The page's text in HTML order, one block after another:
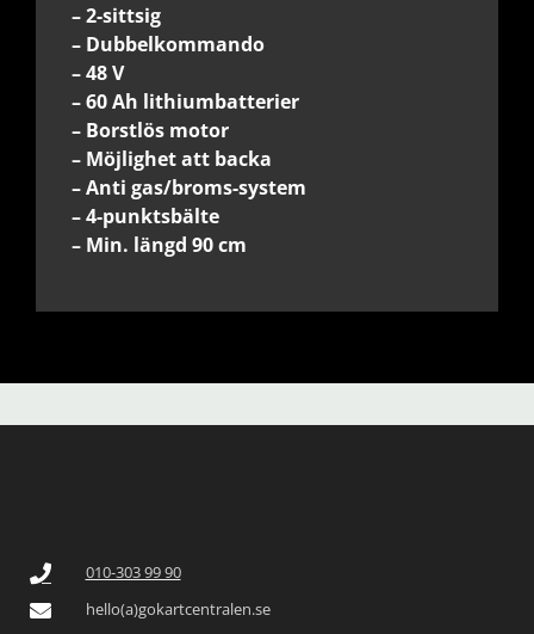
– 2-sittsig
– Dubbelkommando
– 48 V
– 60 Ah lithiumbatterier
– Borstlös motor
– Möjlighet att backa
– Anti gas/broms-system
– 4-punktsbälte
– Min. längd 90 cm
010-303 99 90
hello(a)gokartcentralen.se